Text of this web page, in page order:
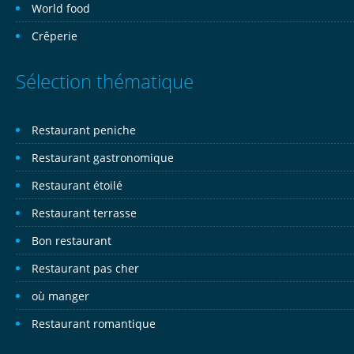
World food
Crêperie
Sélection thématique
Restaurant peniche
Restaurant gastronomique
Restaurant étoilé
Restaurant terrasse
Bon restaurant
Restaurant pas cher
où manger
Restaurant romantique